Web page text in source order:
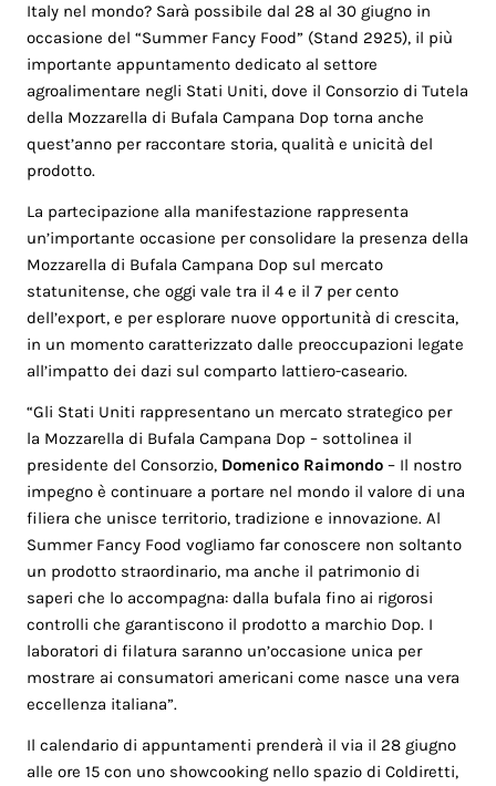
Italy nel mondo? Sarà possibile dal 28 al 30 giugno in
occasione del “Summer Fancy Food” (Stand 2925), il più
importante appuntamento dedicato al settore
agroalimentare negli Stati Uniti, dove il Consorzio di Tutela
della Mozzarella di Bufala Campana Dop torna anche
quest’anno per raccontare storia, qualità e unicità del
prodotto.
La partecipazione alla manifestazione rappresenta
un’importante occasione per consolidare la presenza della
Mozzarella di Bufala Campana Dop sul mercato
statunitense, che oggi vale tra il 4 e il 7 per cento
dell’export, e per esplorare nuove opportunità di crescita,
in un momento caratterizzato dalle preoccupazioni legate
all’impatto dei dazi sul comparto lattiero-caseario.
“Gli Stati Uniti rappresentano un mercato strategico per
la Mozzarella di Bufala Campana Dop – sottolinea il
presidente del Consorzio, Domenico Raimondo – Il nostro
impegno è continuare a portare nel mondo il valore di una
filiera che unisce territorio, tradizione e innovazione. Al
Summer Fancy Food vogliamo far conoscere non soltanto
un prodotto straordinario, ma anche il patrimonio di
saperi che lo accompagna: dalla bufala fino ai rigorosi
controlli che garantiscono il prodotto a marchio Dop. I
laboratori di filatura saranno un’occasione unica per
mostrare ai consumatori americani come nasce una vera
eccellenza italiana”.
Il calendario di appuntamenti prenderà il via il 28 giugno
alle ore 15 con uno showcooking nello spazio di Coldiretti,